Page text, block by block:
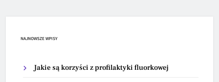
NAJNOWSZE WPISY
Jakie są korzyści z profilaktyki fluorkowej